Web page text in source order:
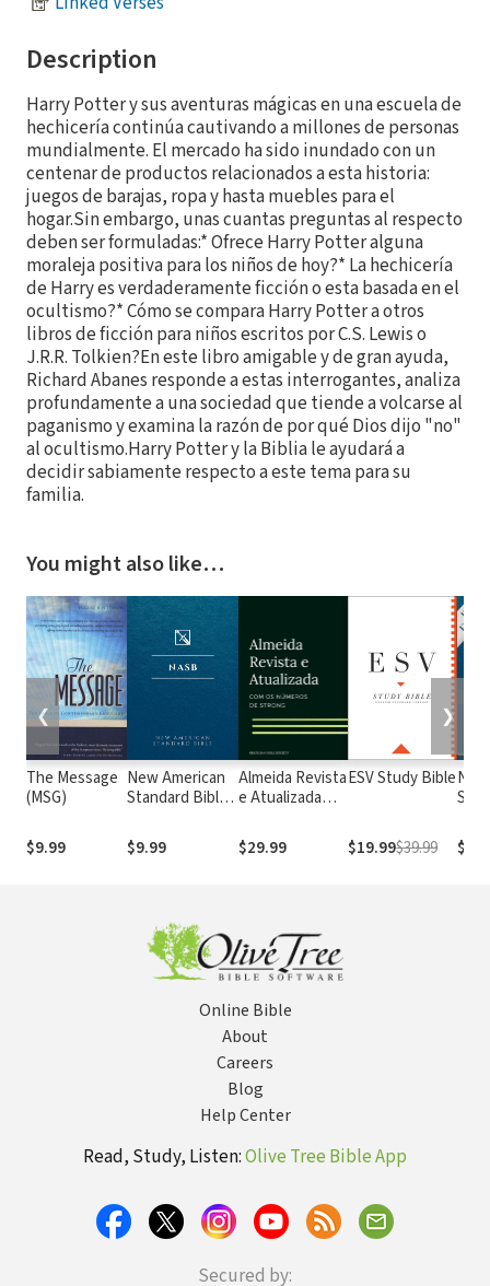
Description
Harry Potter y sus aventuras mágicas en una escuela de
hechicería continúa cautivando a millones de personas
mundialmente. El mercado ha sido inundado con un
centenar de productos relacionados a esta historia:
juegos de barajas, ropa y hasta muebles para el
hogar.Sin embargo, unas cuantas preguntas al respecto
deben ser formuladas:* Ofrece Harry Potter alguna
moraleja positiva para los niños de hoy?* La hechicería
de Harry es verdaderamente ficción o esta basada en el
ocultismo?* Cómo se compara Harry Potter a otros
libros de ficción para niños escritos por C.S. Lewis o
J.R.R. Tolkien?En este libro amigable y de gran ayuda,
Richard Abanes responde a estas interrogantes, analiza
profundamente a una sociedad que tiende a volcarse al
paganismo y examina la razón de por qué Dios dijo "no"
al ocultismo.Harry Potter y la Biblia le ayudará a
decidir sabiamente respecto a este tema para su
familia.
You might also like…
The Message
(MSG)
$9.99
New American
Standard Bible
(NASB1995)
$9.99
Almeida Revista
e Atualizada
números de
Strong
$29.99
ESV Study Bible
$19.99$39.99
❮ ❯
Online Bible
About
Careers
Blog
Help Center
Read, Study, Listen:Olive Tree Bible App
Secured by: